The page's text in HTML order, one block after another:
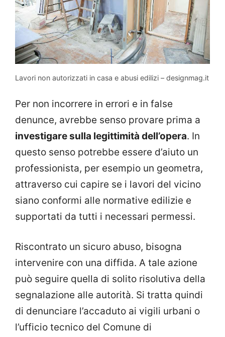
Lavori non autorizzati in casa e abusi edilizi – designmag.it
Per non incorrere in errori e in false
denunce, avrebbe senso provare prima a
investigare sulla legittimità dell’opera. In
questo senso potrebbe essere d’aiuto un
professionista, per esempio un geometra,
attraverso cui capire se i lavori del vicino
siano conformi alle normative edilizie e
supportati da tutti i necessari permessi.
Riscontrato un sicuro abuso, bisogna
intervenire con una diffida. A tale azione
può seguire quella di solito risolutiva della
segnalazione alle autorità. Si tratta quindi
di denunciare l’accaduto ai vigili urbani o
l’ufficio tecnico del Comune di